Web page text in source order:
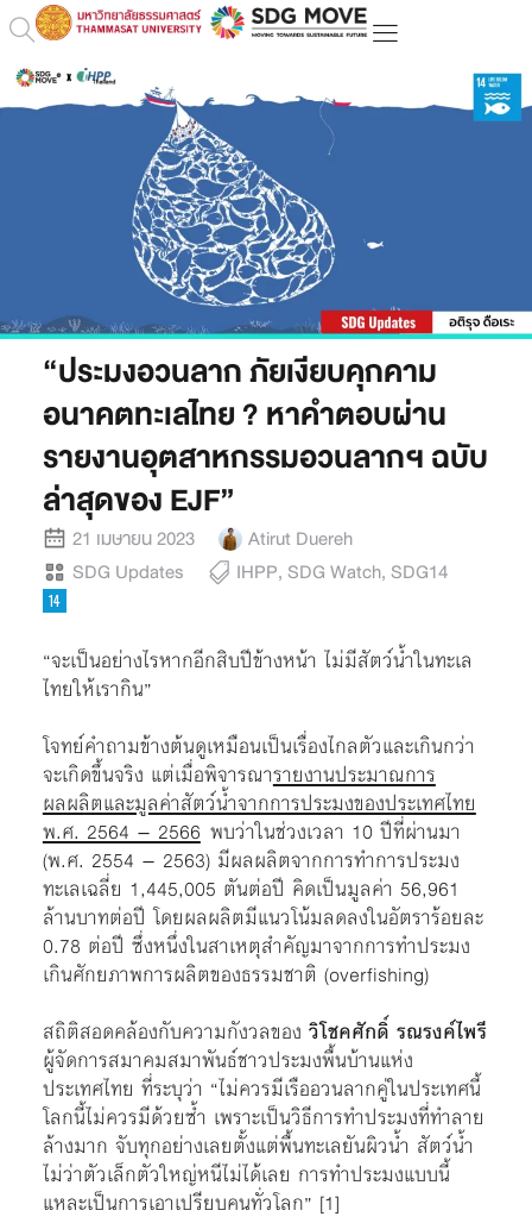
“ประมงอวนลาก ภัยเงียบคุกคาม
อนาคตทะเลไทย ? หาคำตอบผ่าน
รายงานอุตสาหกรรมอวนลากฯ ฉบับ
ล่าสุดของ EJF”
21 เมษายน 2023
Atirut Duereh
SDG Updates
IHPP, SDG Watch, SDG14
“จะเป็นอย่างไรหากอีกสิบปีข้างหน้า ไม่มีสัตว์น้ำในทะเล
ไทยให้เรากิน”
โจทย์คำถามข้างต้นดูเหมือนเป็นเรื่องไกลตัวและเกินกว่า
จะเกิดขึ้นจริง แต่เมื่อพิจารณารายงานประมาณการ
ผลผลิตและมูลค่าสัตว์น้ำจากการประมงของประเทศไทย
พ.ศ. 2564 – 2566 พบว่าในช่วงเวลา 10 ปีที่ผ่านมา
(พ.ศ. 2554 – 2563) มีผลผลิตจากการทำการประมง
ทะเลเฉลี่ย 1,445,005 ตันต่อปี คิดเป็นมูลค่า 56,961
ล้านบาทต่อปี โดยผลผลิตมีแนวโน้มลดลงในอัตราร้อยละ
0.78 ต่อปี ซึ่งหนึ่งในสาเหตุสำคัญมาจากการทำประมง
เกินศักยภาพการผลิตของธรรมชาติ (overfishing)
สถิติสอดคล้องกับความกังวลของ วิโชคศักดิ์ รณรงค์ไพรี
ผู้จัดการสมาคมสมาพันธ์ชาวประมงพื้นบ้านแห่ง
ประเทศไทย ที่ระบุว่า “ไม่ควรมีเรืออวนลากคู่ในประเทศนี้
โลกนี้ไม่ควรมีด้วยซ้ำ เพราะเป็นวิธีการทำประมงที่ทำลาย
ล้างมาก จับทุกอย่างเลยตั้งแต่พื้นทะเลยันผิวน้ำ สัตว์น้ำ
ไม่ว่าตัวเล็กตัวใหญ่หนีไม่ได้เลย การทำประมงแบบนี้
แหละเป็นการเอาเปรียบคนทั่วโลก” [1]